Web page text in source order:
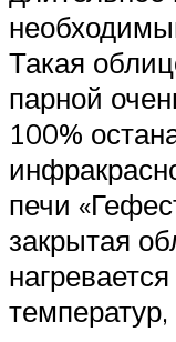
Такая
парной
100%
печи
закрытая